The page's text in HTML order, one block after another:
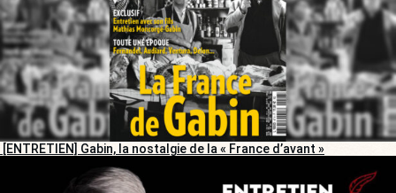
[ENTRETIEN] Gabin, la nostalgie de la « France d’avant »